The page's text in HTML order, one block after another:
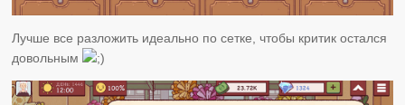
Лучше все разложить идеально по сетке, чтобы критик остался
довольным